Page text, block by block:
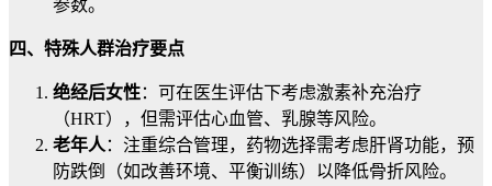
参数。
四、特殊人群治疗要点
绝经后女性：可在医生评估下考虑激素补充治疗
（HRT），但需评估心血管、乳腺等风险。
老年人 ：注重综合管理，药物选择需考虑肝肾功能，预
防跌倒（如改善环境、平衡训练）以降低骨折风险。